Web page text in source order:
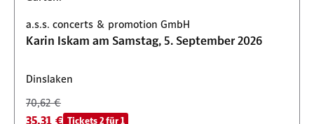
a.s.s. concerts & promotion GmbH
Karin Iskam am Samstag, 5. September 2026
Dinslaken
70,62 €
35,31 € Tickets 2 für 1